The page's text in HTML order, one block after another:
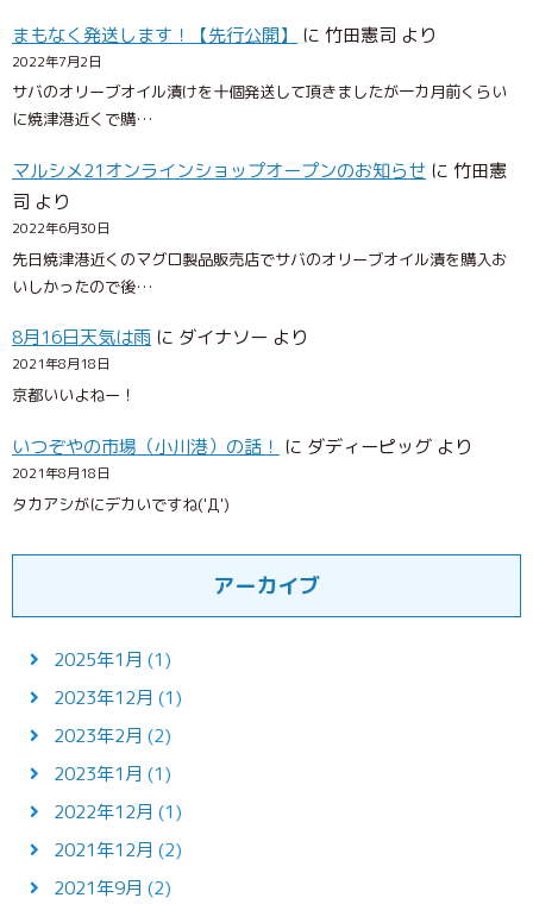
まもなく発送します！【先行公開】 に 竹田憲司 より
2022年7月2日
サバのオリーブオイル漬けを十個発送して頂きましたが一カ月前くらい
に焼津港近くで購…
マルシメ21オンラインショップオープンのお知らせ に 竹田憲
司 より
2022年6月30日
先日焼津港近くのマグロ製品販売店でサバのオリーブオイル漬を購入お
いしかったので後…
8月16日天気は雨 に ダイナソー より
2021年8月18日
京都いいよねー！
いつぞやの市場（小川港）の話！ に ダディーピッグ より
2021年8月18日
タカアシがにデカいですね('Д')
アーカイブ
2025年1月 (1)
2023年12月 (1)
2023年2月 (2)
2023年1月 (1)
2022年12月 (1)
2021年12月 (2)
2021年9月 (2)